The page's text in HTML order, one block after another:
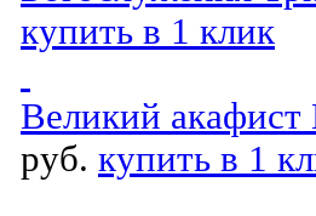
купить в 1 клик
Великий акафист
руб. купить в 1